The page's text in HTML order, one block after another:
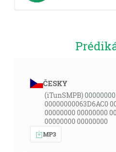
ČESKY
(iTunSMPB)
00000000063D6AC0
00000000 00000000
00000000 00000000
MP3